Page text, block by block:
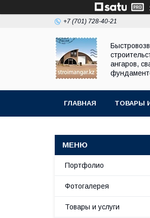
+7 (701) 728-40-21
ангаров,
ГЛАВНАЯ ТОВАРЫ
Портфолио
Фотогалерея
Товары и услуги